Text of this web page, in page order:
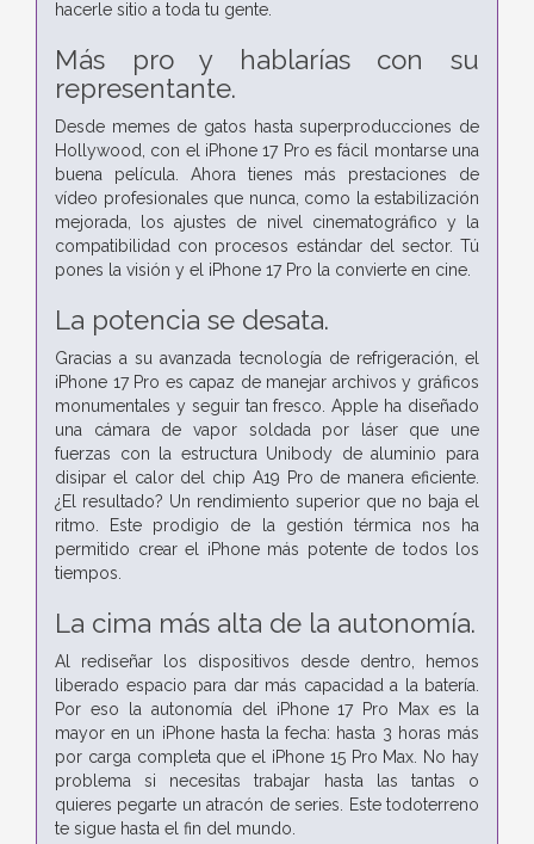
hacerle sitio a toda tu gente.
Más pro y hablarías con su
representante.
Desde memes de gatos hasta superproducciones de
Hollywood, con el iPhone 17 Pro es fácil montarse una
buena película. Ahora tienes más prestaciones de
vídeo profesionales que nunca, como la estabilización
mejorada, los ajustes de nivel cinematográfico y la
compatibilidad con procesos estándar del sector. Tú
pones la visión y el iPhone 17 Pro la convierte en cine.
La potencia se desata.
Gracias a su avanzada tecnología de refrigeración, el
iPhone 17 Pro es capaz de manejar archivos y gráficos
monumentales y seguir tan fresco. Apple ha diseñado
una cámara de vapor soldada por láser que une
fuerzas con la estructura Unibody de aluminio para
disipar el calor del chip A19 Pro de manera eficiente.
¿El resultado? Un rendimiento superior que no baja el
ritmo. Este prodigio de la gestión térmica nos ha
permitido crear el iPhone más potente de todos los
tiempos.
La cima más alta de la autonomía.
Al rediseñar los dispositivos desde dentro, hemos
liberado espacio para dar más capacidad a la batería.
Por eso la autonomía del iPhone 17 Pro Max es la
mayor en un iPhone hasta la fecha: hasta 3 horas más
por carga completa que el iPhone 15 Pro Max. No hay
problema si necesitas trabajar hasta las tantas o
quieres pegarte un atracón de series. Este todoterreno
te sigue hasta el fin del mundo.